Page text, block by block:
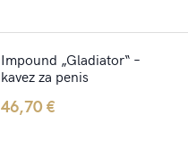
Impound „Gladiator“ –
kavez za penis
46,70€